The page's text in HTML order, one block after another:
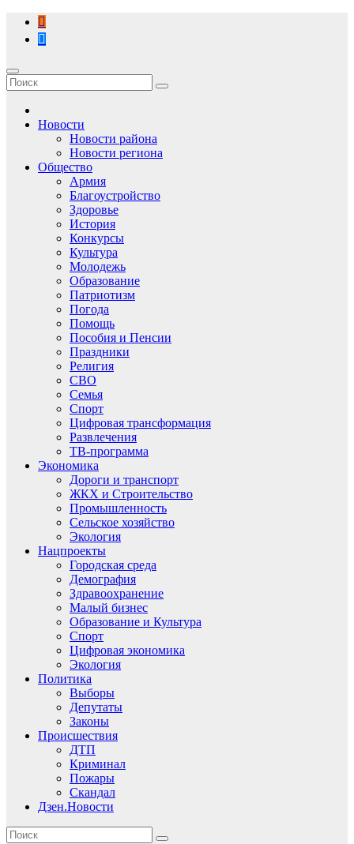
Перейти
содержимому
Новости
Новости района
Новости региона
Общество
Армия
Благоустройство
Здоровье
История
Конкурсы
Культура
Молодежь
Образование
Патриотизм
Погода
Помощь
Пособия и Пенсии
Праздники
Религия
СВО
Семья
Спорт
Цифровая трансформация
Развлечения
ТВ-программа
Экономика
Дороги и транспорт
ЖКХ и Строительство
Промышленность
Сельское хозяйство
Экология
Нацпроекты
Городская среда
Демография
Здравоохранение
Малый бизнес
Образование и Культура
Спорт
Цифровая экономика
Экология
Политика
Выборы
Депутаты
Законы
Происшествия
ДТП
Криминал
Пожары
Скандал
Дзен.Новости